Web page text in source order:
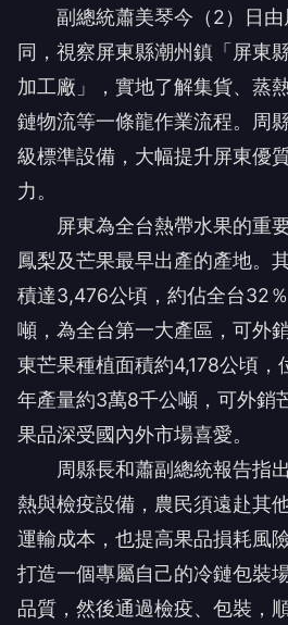
副總統蕭美琴今（2）日由
同，視察屏東縣潮州鎮「屏東
加工廠」，實地了解集貨、蒸
鏈物流等一條龍作業流程。周
級標準設備，大幅提升屏東優
力。
屏東為全台熱帶水果的重要
鳳梨及芒果最早出產的產地。
積達3,476公頃，約佔全台32
噸，為全台第一大產區，可外
東芒果種植面積約4,178公頃，
年產量約3萬8千公噸，可外銷
果品深受國內外市場喜愛。
周縣長和蕭副總統報告指出
熱與檢疫設備，農民須遠赴其
運輸成本，也提高果品損耗風
打造一個專屬自己的冷鏈包裝
品質，然後通過檢疫、包裝，